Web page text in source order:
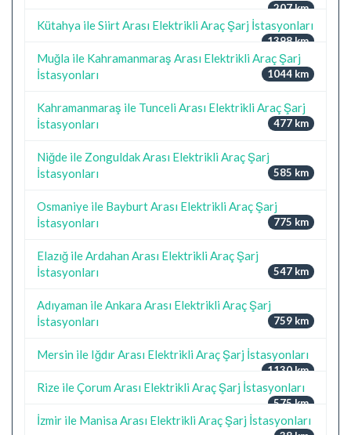
207 km
Kütahya ile Siirt Arası Elektrikli Araç Şarj İstasyonları
1398 km
Muğla ile Kahramanmaraş Arası Elektrikli Araç Şarj
İstasyonları
1044 km
Kahramanmaraş ile Tunceli Arası Elektrikli Araç Şarj
İstasyonları
477 km
Niğde ile Zonguldak Arası Elektrikli Araç Şarj
İstasyonları
585 km
Osmaniye ile Bayburt Arası Elektrikli Araç Şarj
İstasyonları
775 km
Elazığ ile Ardahan Arası Elektrikli Araç Şarj
İstasyonları
547 km
Adıyaman ile Ankara Arası Elektrikli Araç Şarj
İstasyonları
759 km
Mersin ile Iğdır Arası Elektrikli Araç Şarj İstasyonları
1130 km
Rize ile Çorum Arası Elektrikli Araç Şarj İstasyonları
575 km
İzmir ile Manisa Arası Elektrikli Araç Şarj İstasyonları